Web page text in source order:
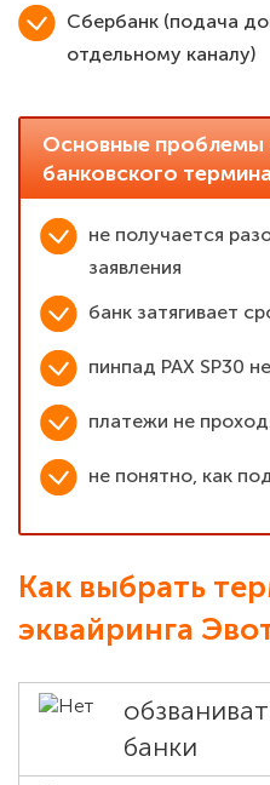
Сбербанк (подача
отдельному каналу)
Основные проблемы
банковского
не получается
заявления
банк затягивает
пинпад PAX SP30
платежи не
не понятно, как
Как выбрать
эквайринга
банки